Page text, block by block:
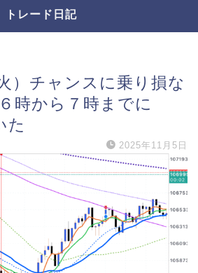
トレード日記
）チャンスに乗り損な
時から７時までに
た
2025年11月5日